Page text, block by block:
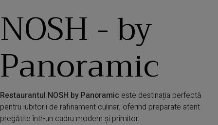
NOSH - by
Panoramic
Restaurantul NOSH by Panoramic este destinația perfectă
pentru iubitorii de rafinament culinar, oferind preparate atent
pregătite într-un cadru modern și primitor.